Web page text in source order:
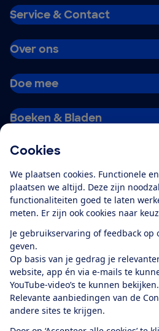
Cookies
We plaatsen cookies. Functionele
plaatsen we altijd. Deze zijn
functionaliteiten goed te laten
meten. Er zijn ook cookies naar
Je gebruikservaring of feedback op
geven.
Op basis van je gedrag je
website, app én via e-mails te
YouTube-video’s te kunnen bekijken.
Relevante aanbiedingen van de
andere sites te krijgen.
Service & Contact
Over ons
Doe mee
Boeken & Bladen
Alles over de
app
Algemene Voorwaarden
Cookiebeleid
Privacyvoorkeuren
RSS-feed nieuws
FacebookTwitter